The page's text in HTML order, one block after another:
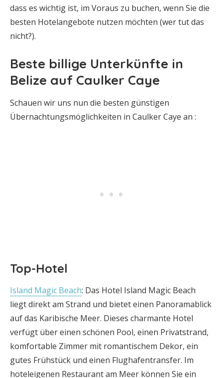
dass es wichtig ist, im Voraus zu buchen, wenn Sie die
besten Hotelangebote nutzen möchten (wer tut das
nicht?).
Beste billige Unterkünfte in
Belize auf Caulker Caye
Schauen wir uns nun die besten günstigen
Übernachtungsmöglichkeiten in Caulker Caye an :
Top-Hotel
Island Magic Beach: Das Hotel Island Magic Beach
liegt direkt am Strand und bietet einen Panoramablick
auf das Karibische Meer. Dieses charmante Hotel
verfügt über einen schönen Pool, einen Privatstrand,
komfortable Zimmer mit romantischem Dekor, ein
gutes Frühstück und einen Flughafentransfer. Im
hoteleigenen Restaurant am Meer können Sie ein